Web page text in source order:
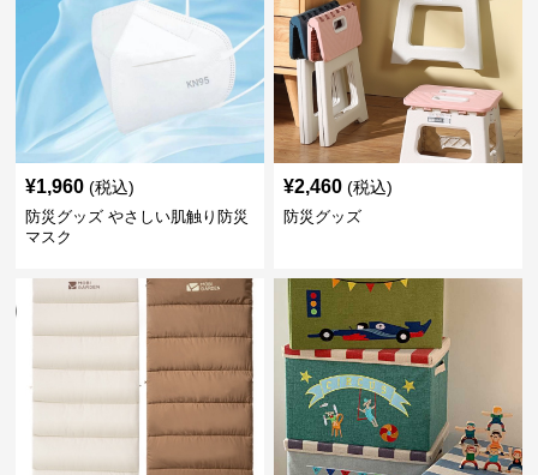
¥1,960 (税込)
防災グッズ やさしい肌触り防災
マスク
¥2,460 (税込)
防災グッズ